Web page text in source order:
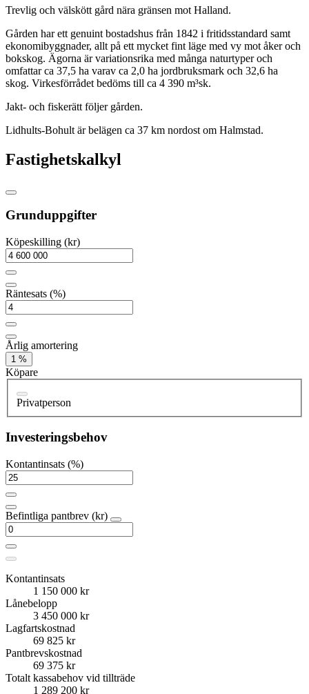
Trevlig och välskött gård nära gränsen mot Halland.
Gården har ett genuint bostadshus från 1842 i fritidsstandard samt
ekonomibyggnader, allt på ett mycket fint läge med vy mot åker och
bokskog. Ägorna är variationsrika med många naturtyper och
omfattar ca 37,5 ha varav ca 2,0 ha jordbruksmark och 32,6 ha
skog. Virkesförrådet bedöms till ca 4 390 m³sk.
Jakt- och fiskerätt följer gården.
Lidhults-Bohult är belägen ca 37 km nordost om Halmstad.
Fastighetskalkyl
Grunduppgifter
Köpeskilling (kr)
Räntesats (%)
Årlig amortering
1 %
Köpare
Privatperson
Investeringsbehov
Kontantinsats (%)
Befintliga pantbrev (kr)
Kontantinsats
1 150 000 kr
Lånebelopp
3 450 000 kr
Lagfartskostnad
69 825 kr
Pantbrevskostnad
69 375 kr
Totalt kassabehov vid tillträde
1 289 200 kr